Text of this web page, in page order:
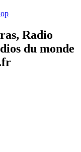
Radio
du monde